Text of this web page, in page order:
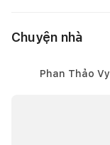
Chuyện nhà
Phan Thảo Vy